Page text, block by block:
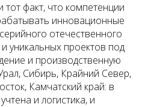
факт, что компетенции
инновационные
отечественного
уникальных проектов под
и производственную
Сибирь, Крайний Север,
Камчатский край: в
и логистика, и